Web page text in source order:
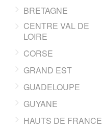
BRETAGNE
CENTRE VAL DE
LOIRE
CORSE
GRAND EST
GUADELOUPE
GUYANE
HAUTS DE FRANCE